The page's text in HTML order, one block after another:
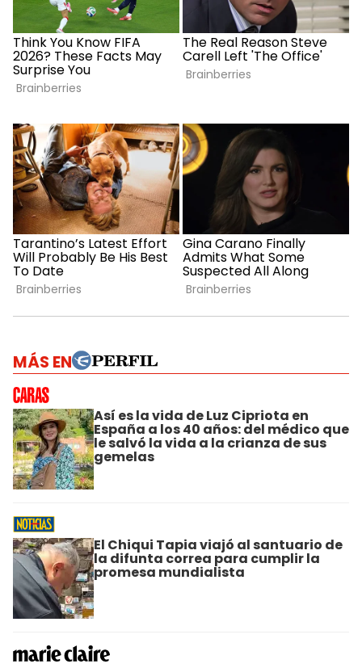
MÁS EN
Así es la vida de Luz Cipriota en
España a los 40 años: del médico que
le salvó la vida a la crianza de sus
gemelas
El Chiqui Tapia viajó al santuario de
la difunta correa para cumplir la
promesa mundialista